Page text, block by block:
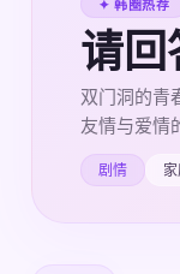
✦ 韩圈热荐
请
双门洞的青
友情与爱情
剧情